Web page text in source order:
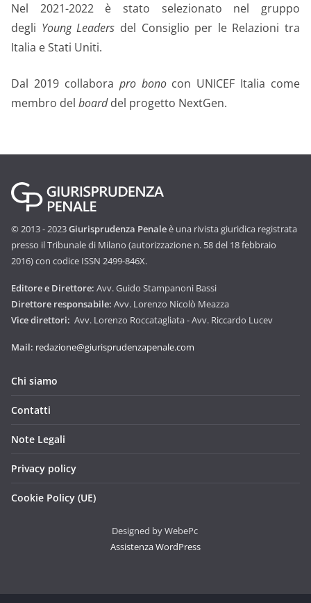
Nel 2021-2022 è stato selezionato nel gruppo
degli Young Leaders del Consiglio per le Relazioni tra
Italia e Stati Uniti.
Dal 2019 collabora pro bonocon UNICEF Italia come
membro del boarddel progetto NextGen.
© 2013 - 2023Giurisprudenza Penaleè una rivista giuridica registrata
presso il Tribunale di Milano (autorizzazione n. 58 del 18 febbraio
2016) con codice ISSN 2499-846X.
Editore e Direttore: Avv. Guido Stampanoni Bassi
Direttore responsabile: Avv. Lorenzo Nicolò Meazza
Vice direttori: Avv. Lorenzo Roccatagliata - Avv. Riccardo Lucev
Mail: redazione@giurisprudenzapenale.com
Chi siamo
Contatti
Note Legali
Privacy policy
Cookie Policy (UE)
Designed by WebePc
Assistenza WordPress